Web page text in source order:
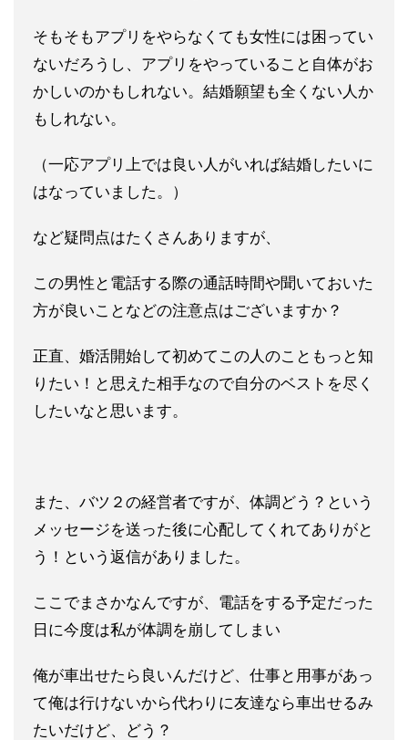
そもそもアプリをやらなくても女性には困ってい
ないだろうし、アプリをやっているこ と自体がお
かしいのかもしれない。結婚願望も全くない人か
もしれない。
（一応アプリ上では良い人がいれば結婚したいに
はなってい ました。）
など疑問点はたくさんありますが、
この男性と電話する際の通話時間や聞いておいた
方が良いことなどの注意点はございますか？
正直、婚活開始して初めてこの人のこともっと知
りたい！と思えた相手なので自分のベストを尽く
したいなと思います。
また、バツ２の経営者ですが、体調どう？という
メッセージを送った後に心配してくれてありがと
う！という返信がありました。
ここでまさかなんですが、電話をする予定だった
日に今度は私が体調を崩してしまい
俺が車出せたら良いんだけど、仕事と用事があっ
て俺は行けないから代わりに友達なら車出せるみ
たいだけど、 どう？